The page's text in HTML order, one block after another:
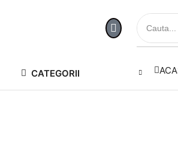
Cauta...
CATEGORII